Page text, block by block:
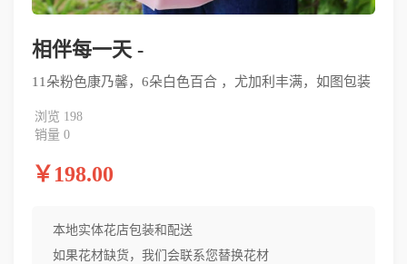
相伴每一天 -
11朵粉色康乃馨，6朵白色百合 ，尤加利丰满，如图包装
浏览 198
销量 0
￥198.00
本地实体花店包装和配送
如果花材缺货，我们会联系您替换花材